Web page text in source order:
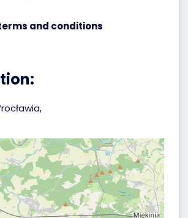
and conditions